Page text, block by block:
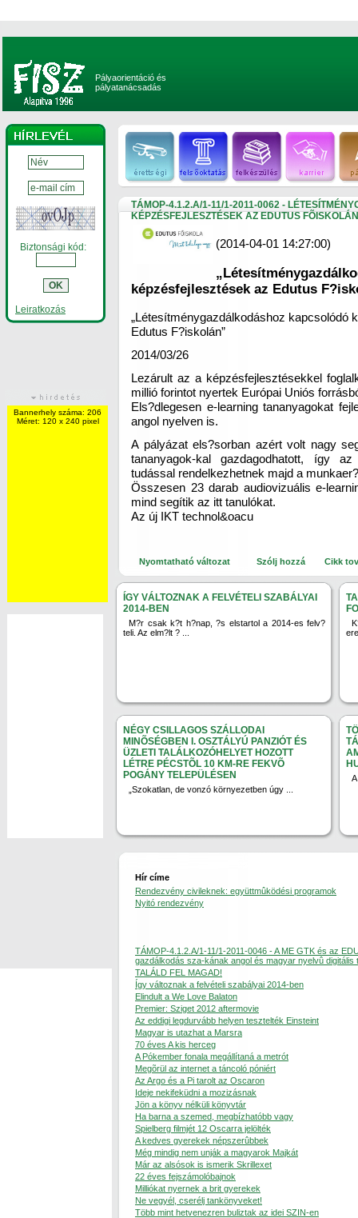
Pályaorientáció és
pályatanácsadás
Biztonsági kód:
Leiratkozás
Bannerhely száma: 206
Méret: 120 x 240 pixel
TÁMOP-4.1.2.A/1-11/1-2011-0062 -
KÉPZÉSFEJLESZTÉSEK AZ EDUTUS FÕISKOLÁN
(2014-04-01 14:27:00)
képzésfejlesztések az Edutus
„Létesítménygazdálkodáshoz kapcsolódó
Edutus F?iskolán”
2014/03/26
Lezárult az a képzésfejlesztésekkel
millió forintot nyertek Európai Uniós
Els?dlegesen e-learning tananyagokat
angol nyelven is.
A pályázat els?sorban azért volt nagy
tananyagok-kal gazdagodhatott, így
tudással rendelkezhetnek majd a
Összesen 23 darab audiovizuális e-
mind segítik az itt tanulókat.
Az új IKT technol&oacu
Nyomtatható változat Szólj hozzá Cikk
ÍGY VÁLTOZNAK A FELVÉTELI SZABÁLYAI
2014-BEN
M?r csak k?t h?nap, ?s elstartol a 2014-es felv?
teli. Az elm?lt ? ...
NÉGY CSILLAGOS SZÁLLODAI
MINÕSÉGBEN I. OSZTÁLYÚ PANZIÓT ÉS
ÜZLETI TALÁLKOZÓHELYET HOZOTT
LÉTRE PÉCSTÕL 10 KM-RE FEKVÕ
POGÁNY TELEPÜLÉSEN
„Szokatlan, de vonzó környezetben úgy ...
Hír címe
Rendezvény civileknek: együttmûködési programok
Nyitó rendezvény
TÁMOP-4.1.2.A/1-11/1-2011-0046 - A ME GTK és az
gazdálkodás sza-kának angol és magyar nyelvû digitális
TALÁLD FEL MAGAD!
Így változnak a felvételi szabályai 2014-ben
Elindult a We Love Balaton
Premier: Sziget 2012 aftermovie
Az eddigi legdurvább helyen tesztelték Einsteint
Magyar is utazhat a Marsra
70 éves A kis herceg
A Pókember fonala megállítaná a metrót
Megõrül az internet a táncoló póniért
Az Argo és a Pi tarolt az Oscaron
Ideje nekifeküdni a mozizásnak
Jön a könyv nélküli könyvtár
Ha barna a szemed, megbízhatóbb vagy
Spielberg filmjét 12 Oscarra jelölték
A kedves gyerekek népszerûbbek
Még mindig nem unják a magyarok Majkát
Már az alsósok is ismerik Skrillexet
22 éves fejszámolóbajnok
Milliókat nyernek a brit gyerekek
Ne vegyél, cserélj tankönyveket!
Több mint hetvenezren buliztak az idei SZIN-en